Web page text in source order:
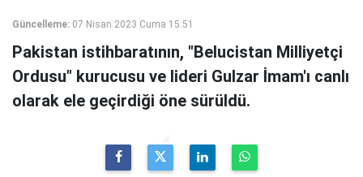
Güncelleme: 07 Nisan 2023 Cuma 15:51
Pakistan istihbaratının, "Belucistan Milliyetçi
Ordusu" kurucusu ve lideri Gulzar İmam'ı canlı
olarak ele geçirdiği öne sürüldü.